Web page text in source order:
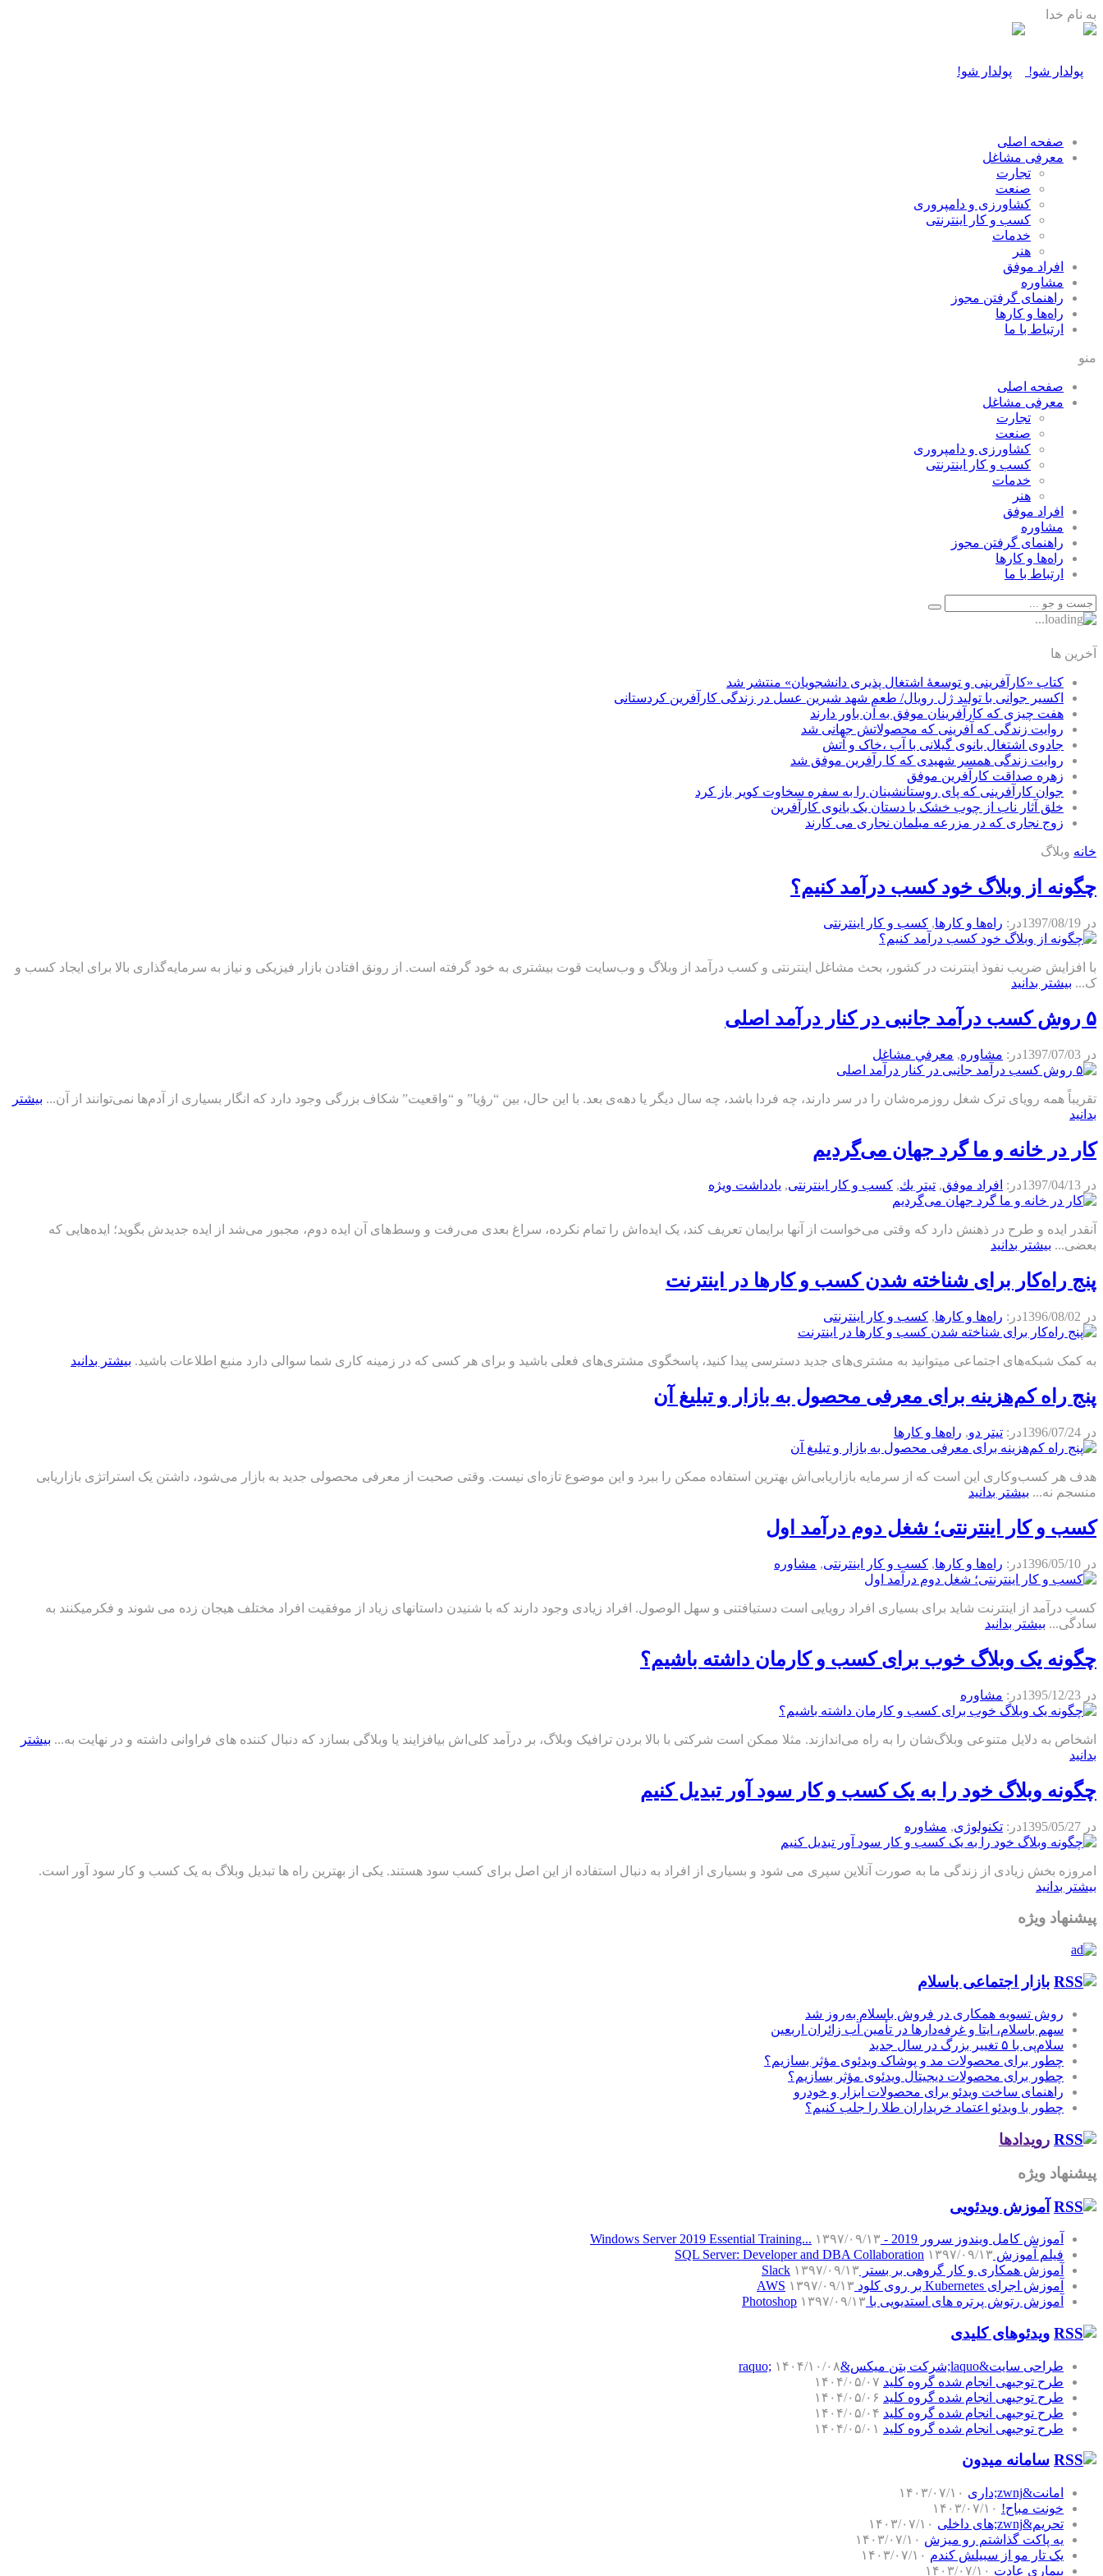
به نام خدا
صفحه اصلی
معرفی مشاغل
تجارت
صنعت
كشاورزی و دامپروری
كسب و كار اينترنتی
خدمات
هنر
افراد موفق
مشاوره
راهنمای گرفتن مجوز
راه‌ها و كارها
ارتباط با ما
منو
صفحه اصلی
معرفی مشاغل
تجارت
صنعت
كشاورزی و دامپروری
كسب و كار اينترنتی
خدمات
هنر
افراد موفق
مشاوره
راهنمای گرفتن مجوز
راه‌ها و كارها
ارتباط با ما
آخرین ها
کتاب «کارآفرینی و توسعۀ اشتغال پذیری دانشجویان» منتشر شد
اکسیر جوانی با تولید ژل رویال/ طعم شهد شیرین عسل‌ در زندگی کارآفرین کردستانی
هفت چیزی که کارآفرینان موفق به آن باور دارند
روایت زندگی که آفرینی که محصولاتش جهانی شد
جادوی اشتغال بانوی گیلانی با آب ،خاک و آتش
روایت زندگی همسر شهیدی که کا رآفرین موفق شد
زهره صداقت کارآفرین موفق
جوان کارآفرینی که پای روستانشینان را به سفره سخاوت کویر باز کرد
خلق آثار ناب از چوب خشک با دستان یک بانوی کارآفرین
زوج نجاری که در مزرعه مبلمان نجاری می کارند
خانه وبلاگ
چگونه از وبلاگ خود کسب درآمد کنیم؟
در 1397/08/19در: راه‌ها و كارها, كسب و كار اينترنتی
با افزایش ضریب نفوذ اینترنت در کشور، بحث مشاغل اینترنتی و کسب درآمد از وبلاگ و وب‌سایت قوت بیشتری به خود گرفته است. از رونق افتادن بازار فیزیکی و نیاز به سرمایه‌گذاری بالا برای ایجاد کسب و
ک... بیشتر بدانید
۵ روش کسب درآمد جانبی در کنار درآمد اصلی
در 1397/07/03در: مشاوره, معرفي مشاغل
تقریباً همه رویای ترک شغل روزمره‌شان را در سر دارند، چه فردا باشد، چه سال دیگر یا دهه‌ی بعد. با این حال، بین “رؤیا” و “واقعیت” شکاف بزرگی وجود دارد که انگار بسیاری از آدم‌ها نمی‌توانند از آن... بیشتر
بدانید
کار در خانه‌ و ما گرد جهان می‌گردیم
در 1397/04/13در: افراد موفق, تيتر يك, كسب و كار اينترنتی, يادداشت ويژه
آنقدر ایده و طرح در ذهنش دارد که وقتی می‌خواست از آنها برایمان تعریف کند، یک ایده‌اش را تمام نکرده، سراغ بعدی می‌رفت و وسط‌های آن ایده دوم، مجبور می‌شد از ایده جدیدش بگوید؛ ایده‌هایی که
بعضی... بیشتر بدانید
پنج راه‌کار برای شناخته شدن کسب و کارها در اینترنت
در 1396/08/02در: راه‌ها و كارها, كسب و كار اينترنتی
به کمک شبکه‌های اجتماعی میتوانید به مشتری‌های جدید دسترسی پیدا کنید، پاسخگوی مشتری‌های فعلی باشید و برای هر کسی که در زمینه کاری شما سوالی دارد منبع اطلاعات باشید. بیشتر بدانید
پنج راه کم‌هزینه برای معرفی محصول به بازار و تبلیغ آن
در 1396/07/24در: تیتر دو, راه‌ها و كارها
هدف هر کسب‌وکاری این است که از سرمایه بازاریابی‌اش بهترین استفاده ممکن را ببرد و این موضوع تازه‌ای نیست. وقتی صحبت از معرفی محصولی جدید به بازار می‌شود، داشتن یک استراتژی بازاریابی
منسجم نه‌... بیشتر بدانید
کسب و کار اینترنتی؛ شغل دوم درآمد اول
در 1396/05/10در: راه‌ها و كارها, كسب و كار اينترنتی, مشاوره
کسب درآمد از اینترنت شاید برای بسیاری افراد رویایی است دستیافتنی و سهل الوصول. افراد زیادی وجود دارند که با شنیدن داستانهای زیاد از موفقیت افراد مختلف هیجان زده می شوند و فکرمیکنند به
سادگی... بیشتر بدانید
چگونه یک وبلاگ خوب برای کسب و کارمان داشته باشیم؟
در 1395/12/23در: مشاوره
اشخاص به دلایل متنوعی وبلاگ‌شان را به راه می‌اندازند. مثلا ممکن است شرکتی با بالا بردن ترافیک وبلاگ، بر درآمد کلی‌اش بیافزایند یا وبلاگی بسازد که دنبال کننده های فراوانی داشته و در نهایت به... بیشتر
بدانید
چگونه وبلاگ خود را به یک کسب و کار سود آور تبدیل کنیم
در 1395/05/27در: تکنولوژی, مشاوره
امروزه بخش زیادی از زندگی ما به صورت آنلاین سپری می شود و بسیاری از افراد به دنبال استفاده از این اصل برای کسب سود هستند. یکی از بهترین راه ها تبدیل وبلاگ به یک کسب و کار سود آور است.
بیشتر بدانید
پیشنهاد ویژه
بازار اجتماعی باسلام
روش تسویه همکاری در فروش باسلام به‌روز شد
سهم باسلام، ایتا و غرفه‌دارها در تأمین آب زائران اربعین
سلام‌پی با ۵ تغییر بزرگ در سال جدید
چطور برای محصولات مد و پوشاک ویدئوی مؤثر بسازیم؟
چطور برای محصولات دیجیتال ویدئوی مؤثر بسازیم؟
راهنمای ساخت ویدئو برای محصولات ابزار و خودرو
چطور با ویدئو اعتماد خریداران طلا را جلب کنیم؟
رویدادها
پیشنهاد ویژه
آموزش‌ ویدئویی
آموزش کامل ویندوز سرور 2019 - Windows Server 2019 Essential Training...
۱۳۹۷/۰۹/۱۳
فیلم آموزش SQL Server: Developer and DBA Collaboration ۱۳۹۷/۰۹/۱۳
آموزش همکاری و کار گروهی بر بستر Slack ۱۳۹۷/۰۹/۱۳
آموزش اجرای Kubernetes بر روی کلود AWS
۱۳۹۷/۰۹/۱۳
آموزش رتوش پرتره های استدیویی با Photoshop ۱۳۹۷/۰۹/۱۳
ویدئوهای کلیدی
طراحی سایت&laquo;شرکت بتن میکس&raquo;
۱۴۰۴/۱۰/۰۸
طرح توجیهی انجام شده گروه کلید ۱۴۰۴/۰۵/۰۷
طرح توجیهی انجام شده گروه کلید ۱۴۰۴/۰۵/۰۶
طرح توجیهی انجام شده گروه کلید ۱۴۰۴/۰۵/۰۴
طرح توجیهی انجام شده گروه کلید ۱۴۰۴/۰۵/۰۱
سامانه میدون
امانت&zwnj;داری
۱۴۰۳/۰۷/۱۰
خونت مباح! ۱۴۰۳/۰۷/۱۰
تحریم&zwnj;های داخلی
۱۴۰۳/۰۷/۱۰
یه پاکت گذاشتم رو میزش ۱۴۰۳/۰۷/۱۰
یک تار مو از سبیلش کندم ۱۴۰۳/۰۷/۱۰
بیماری عادت ۱۴۰۳/۰۷/۱۰